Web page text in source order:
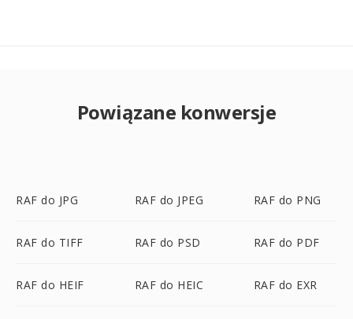
Powiązane konwersje
RAF do JPG RAF do JPEG RAF do PNG
RAF do TIFF RAF do PSD RAF do PDF
RAF do HEIF RAF do HEIC RAF do EXR